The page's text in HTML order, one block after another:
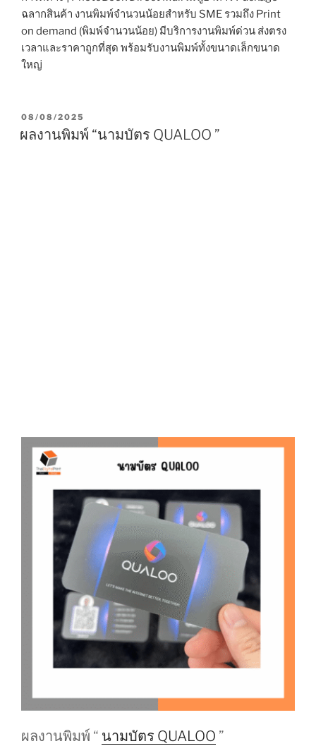
ฉลากสินค้า งานพิมพ์จำนวนน้อยสำหรับ SME รวมถึง Print
on demand (พิมพ์จำนวนน้อย) มีบริการงานพิมพ์ด่วน ส่งตรง
เวลาและราคาถูกที่สุด พร้อมรับงานพิมพ์ทั้งขนาดเล็กขนาด
ใหญ่
P
S
08/08/2025
ผลงานพิมพ์ “นามบัตร QUALOO ”
ผลงานพิมพ์ “ นามบัตร QUALOO ”